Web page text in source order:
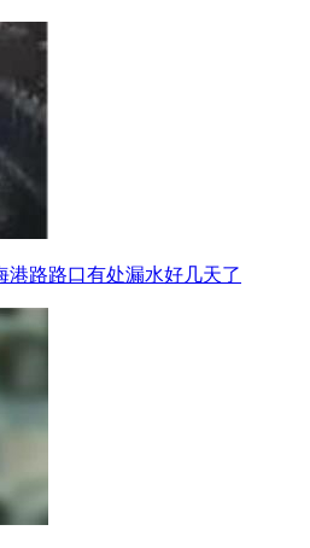
路路口有处漏水好几天了